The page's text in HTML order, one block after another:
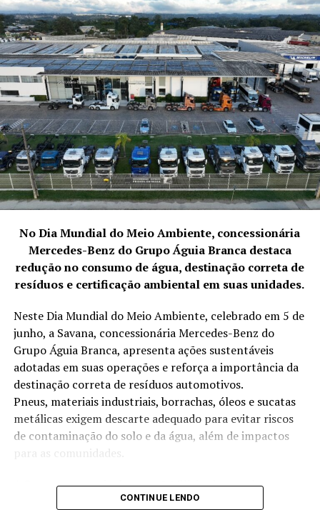
No Dia Mundial do Meio Ambiente, concessionária
Mercedes-Benz do Grupo Águia Branca destaca
redução no consumo de água, destinação correta de
resíduos e certificação ambiental em suas unidades.
Neste Dia Mundial do Meio Ambiente, celebrado em 5 de
junho, a Savana, concessionária Mercedes-Benz do
Grupo Águia Branca, apresenta ações sustentáveis
adotadas em suas operações e reforça a importância da
destinação correta de resíduos automotivos.
Pneus, materiais industriais, borrachas, óleos e sucatas
metálicas exigem descarte adequado para evitar riscos
de contaminação do solo e da água, além de impactos
para as comunidades.
A Savana, por meio das suas 14 filiais, desenvolve
anualmente iniciativas voltadas à redução no consumo
CONTINUE LENDO